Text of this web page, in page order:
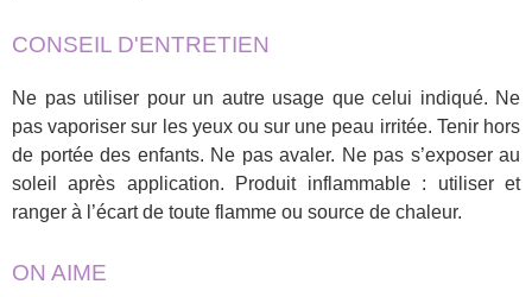
CONSEIL D'ENTRETIEN
Ne pas utiliser pour un autre usage que celui indiqué. Ne
pas vaporiser sur les yeux ou sur une peau irritée. Tenir hors
de portée des enfants. Ne pas avaler. Ne pas s’exposer au
soleil après application. Produit inflammable : utiliser et
ranger à l’écart de toute flamme ou source de chaleur.
ON AIME